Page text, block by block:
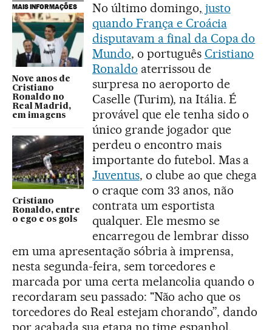
MAIS INFORMAÇÕES
Nove anos de
Cristiano
Ronaldo no
Real Madrid,
em imagens
Cristiano
Ronaldo, entre
o ego e os gols
No último domingo, justo
quando França e Croácia
disputavam a final da Copa do
Mundo, o português Cristiano
Ronaldo aterrissou de
surpresa no aeroporto de
Caselle (Turim), na Itália. É
provável que ele tenha sido o
único grande jogador que
perdeu o encontro mais
importante do futebol. Mas a
Juventus, o clube ao que chega
o craque com 33 anos, não
contrata um esportista
qualquer. Ele mesmo se
encarregou de lembrar disso
em uma apresentação sóbria à imprensa,
nesta segunda-feira, sem torcedores e
marcada por uma certa melancolia quando o
recordaram seu passado: "Não acho que os
torcedores do Real estejam chorando”, dando